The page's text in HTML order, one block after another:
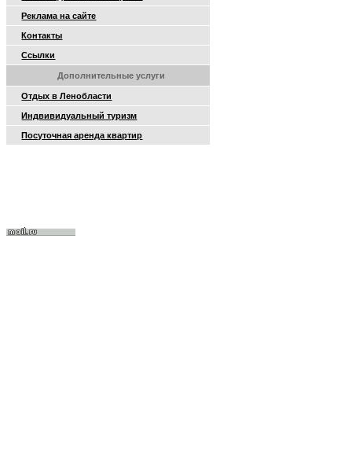
Реклама на сайте
Контакты
Ссылки
Дополнительные услуги
Отдых в Ленобласти
Индвивидуальный туризм
Посуточная аренда квартир